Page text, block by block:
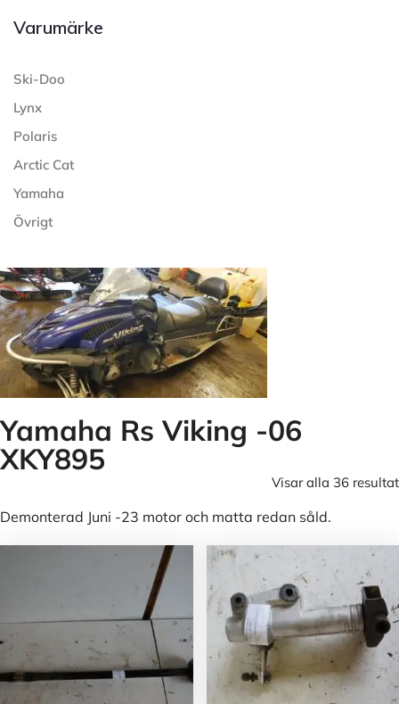
Varumärke
Ski-Doo
Lynx
Polaris
Arctic Cat
Yamaha
Övrigt
Yamaha Rs Viking -06
XKY895
Visar alla 36 resultat
Demonterad Juni -23 motor och matta redan såld.